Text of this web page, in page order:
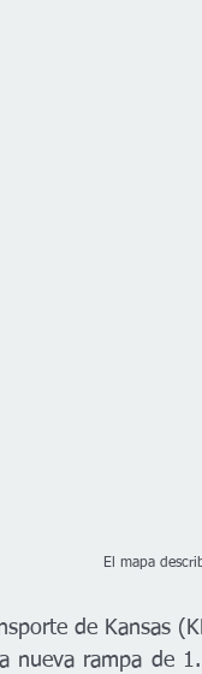
de Kansas
nueva rampa de